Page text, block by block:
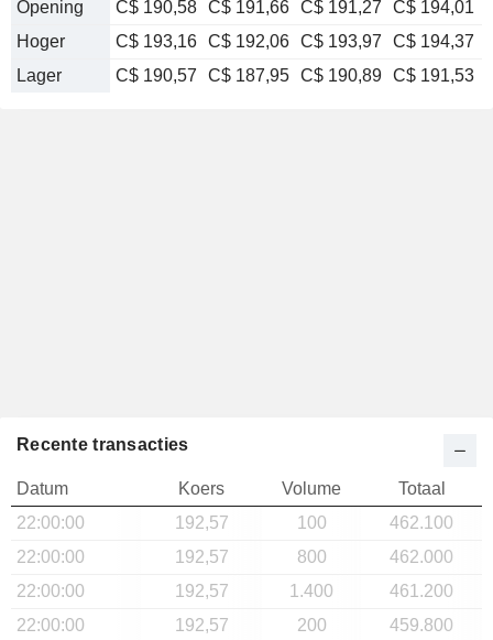
Opening
C$ 190,58 C$ 191,66 C$ 191,27 C$ 194,01
Hoger
C$ 193,16 C$ 192,06 C$ 193,97 C$ 194,37
Lager
C$ 190,57 C$ 187,95 C$ 190,89 C$ 191,53
Recente transacties
Datum Koers Volume
Totaal
22:00:00
192,57 100
462.100
22:00:00
192,57 800
462.000
22:00:00
192,57 1.400
461.200
22:00:00
192,57 200
459.800